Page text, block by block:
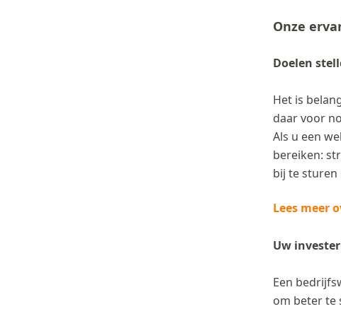
Onze
Doelen
Het is
daar voor
Als u een
bereiken:
bij te sturen
Lees meer
Uw
Een
om beter te